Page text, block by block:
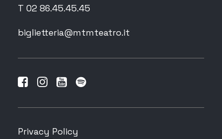
T 02 86.45.45.45
biglietteria@mtmteatro.it
Privacy Policy